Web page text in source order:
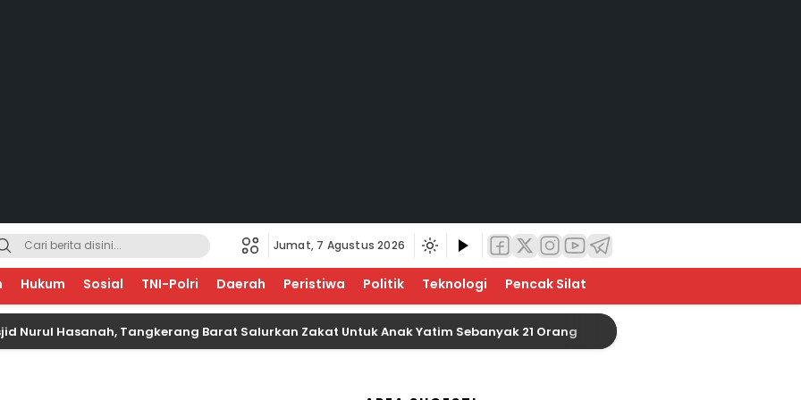
Jumat, 7 Agustus 2026
Hukum Sosial TNI-Polri Daerah Peristiwa Politik Teknologi Pencak Silat
Hasanah, Tangkerang Barat Salurkan Zakat Untuk Anak Yatim Sebanyak 21 Orang Baznas Indragiri Hulu Siap